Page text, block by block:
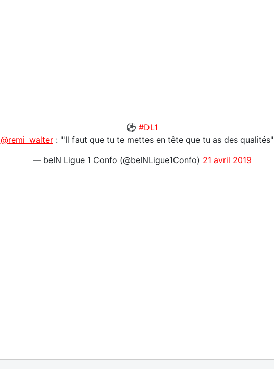
⚽️ #DL1
@remi_walter: "'Il faut que tu te mettes en tête que tu as des qualités"
— beIN Ligue 1 Confo (@beINLigue1Confo) 21 avril 2019